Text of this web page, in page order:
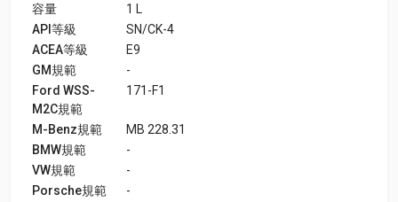
容量
1 L
API等級
SN/CK-4
ACEA等級
E9
GM規範
-
Ford WSS-
M2C規範
171-F1
M-Benz規範
MB 228.31
BMW規範
-
VW規範
-
Porsche規範
-